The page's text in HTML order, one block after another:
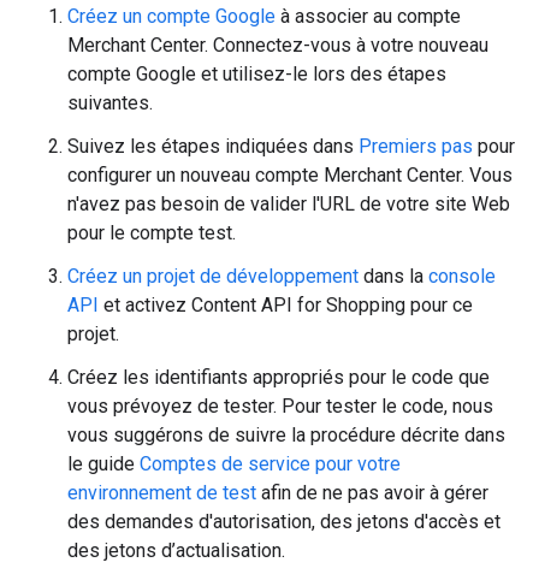
Créez un compte Google à associer au compte
Merchant Center. Connectez-vous à votre nouveau
compte Google et utilisez-le lors des étapes
suivantes.
Suivez les étapes indiquées dans Premiers pas pour
configurer un nouveau compte Merchant Center. Vous
n'avez pas besoin de valider l'URL de votre site Web
pour le compte test.
Créez un projet de développement dans la console
API et activez Content API for Shopping pour ce
projet.
Créez les identifiants appropriés pour le code que
vous prévoyez de tester. Pour tester le code, nous
vous suggérons de suivre la procédure décrite dans
le guide Comptes de service pour votre
environnement de test afin de ne pas avoir à gérer
des demandes d'autorisation, des jetons d'accès et
des jetons d’actualisation.